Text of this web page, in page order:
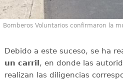
Bomberos Voluntarios confirmaron la
Debido a este suceso, se ha
un carril, en donde las
realizan las diligencias